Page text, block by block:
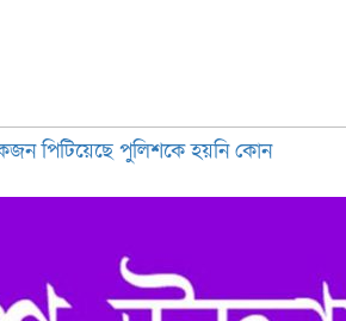
পিটিয়েছে পুলিশকে হয়নি কোন